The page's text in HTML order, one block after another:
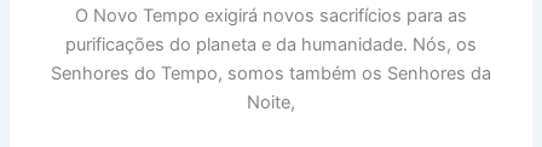
O Novo Tempo exigirá novos sacrifícios para as
purificações do planeta e da humanidade. Nós, os
Senhores do Tempo, somos também os Senhores da
Noite,